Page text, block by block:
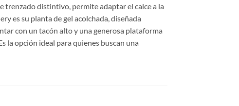
trenzado distintivo, permite adaptar el calce a la
es su planta de gel acolchada, diseñada
con un tacón alto y una generosa plataforma
la opción ideal para quienes buscan una